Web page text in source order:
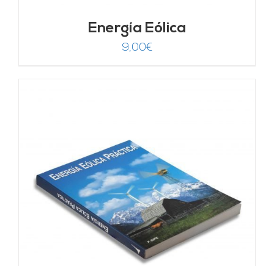
Energía Eólica
9,00€